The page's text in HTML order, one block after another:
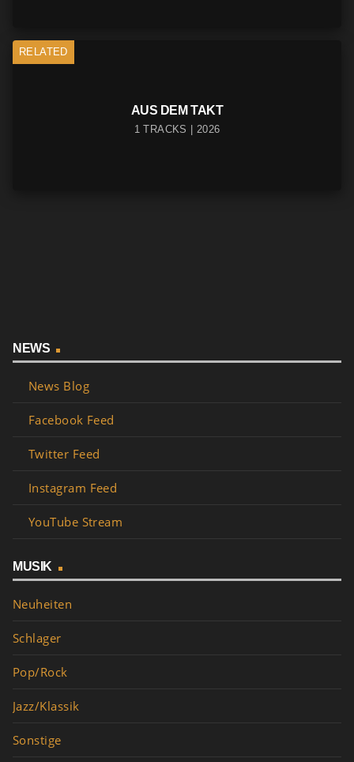
RELATED
AUS DEM TAKT
1 TRACKS | 2026
NEWS
News Blog
Facebook Feed
Twitter Feed
Instagram Feed
YouTube Stream
MUSIK
Neuheiten
Schlager
Pop/Rock
Jazz/Klassik
Sonstige